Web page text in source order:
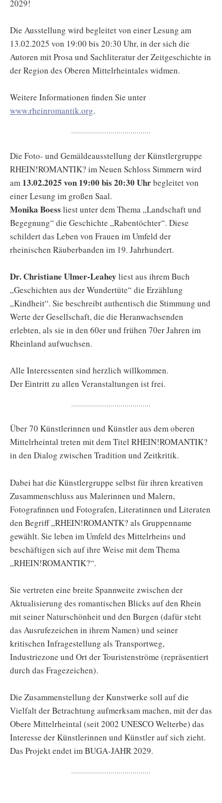
2029!
Die Ausstellung wird begleitet von einer Lesung am
13.02.2025 von 19:00 bis 20:30 Uhr, in der sich die
Autoren mit Prosa und Sachliteratur der Zeitgeschichte in
der Region des Oberen Mittelrheintales widmen.
Weitere Informationen finden Sie unter
www.rheinromantik.org.
Die Foto- und Gemäldeausstellung der Künstlergruppe
RHEIN!ROMANTIK? im Neuen Schloss Simmern wird
am 13.02.2025 von 19:00 bis 20:30 Uhrbegleitet von
einer Lesung im großen Saal.
Monika Boess liest unter dem Thema „Landschaft und
Begegnung“ die Geschichte „Rabentöchter“. Diese
schildert das Leben von Frauen im Umfeld der
rheinischen Räuberbanden im 19. Jahrhundert.
Dr. Christiane Ulmer-Leahey liest aus ihrem Buch
„Geschichten aus der Wundertüte“ die Erzählung
„Kindheit“. Sie beschreibt authentisch die Stimmung und
Werte der Gesellschaft, die die Heranwachsenden
erlebten, als sie in den 60er und frühen 70er Jahren im
Rheinland aufwuchsen.
Alle Interessenten sind herzlich willkommen.
Der Eintritt zu allen Veranstaltungen ist frei.
Über 70 Künstlerinnen und Künstler aus dem oberen
Mittelrheintal treten mit dem Titel RHEIN!ROMANTIK?
in den Dialog zwischen Tradition und Zeitkritik.
Dabei hat die Künstlergruppe selbst für ihren kreativen
Zusammenschluss aus Malerinnen und Malern,
Fotografinnen und Fotografen, Literatinnen und Literaten
den Begriff „RHEIN!ROMANTK? als Gruppenname
gewählt. Sie leben im Umfeld des Mittelrheins und
beschäftigen sich auf ihre Weise mit dem Thema
„RHEIN!ROMANTIK?“.
Sie vertreten eine breite Spannweite zwischen der
Aktualisierung des romantischen Blicks auf den Rhein
mit seiner Naturschönheit und den Burgen (dafür steht
das Ausrufezeichen in ihrem Namen) und seiner
kritischen Infragestellung als Transportweg,
Industriezone und Ort der Touristenströme (repräsentiert
durch das Fragezeichen).
Die Zusammenstellung der Kunstwerke soll auf die
Vielfalt der Betrachtung aufmerksam machen, mit der das
Obere Mittelrheintal (seit 2002 UNESCO Welterbe) das
Interesse der Künstlerinnen und Künstler auf sich zieht.
Das Projekt endet im BUGA-JAHR 2029.